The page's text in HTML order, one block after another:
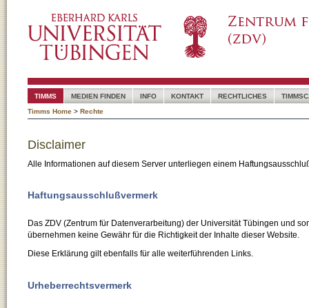
TIMMS MEDIEN FINDEN INFO KONTAKT RECHTLICHES
Timms Home > Rechte
Disclaimer
Alle Informationen auf diesem Server unterliegen einem
Haftungsausschlußvermerk
Das ZDV (Zentrum für Datenverarbeitung) der Universität Tübingen und
übernehmen keine Gewähr für die Richtigkeit der Inhalte dieser Website.
Diese Erklärung gilt ebenfalls für alle weiterführenden Links.
Urheberrechtsvermerk